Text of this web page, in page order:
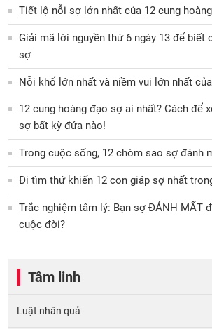
Tiết lộ nỗi sợ lớn nhất của 12 cung
Giải mã lời nguyền thứ 6 ngày 13 để biết
sợ
Nỗi khổ lớn nhất và niềm vui lớn nhất
12 cung hoàng đạo sợ ai nhất? Cách để
sợ bất kỳ đứa nào!
Trong cuộc sống, 12 chòm sao sợ đánh
Đi tìm thứ khiến 12 con giáp sợ nhất
Trắc nghiệm tâm lý: Bạn sợ ĐÁNH MẤT
cuộc đời?
Tâm linh
Luật nhân quả